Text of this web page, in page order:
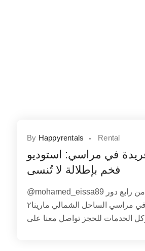
By Happyrentals Rental
في مراسي: استوديو
فخم بإطلالة لا تُنسى
@mohamed_eissa89 فيو خورافي من رابع دور
على المسبح في مراسي الساحل الشمالي مارينا٢